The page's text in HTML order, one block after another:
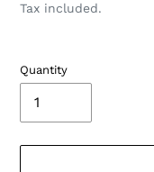
price
Tax included.
Quantity